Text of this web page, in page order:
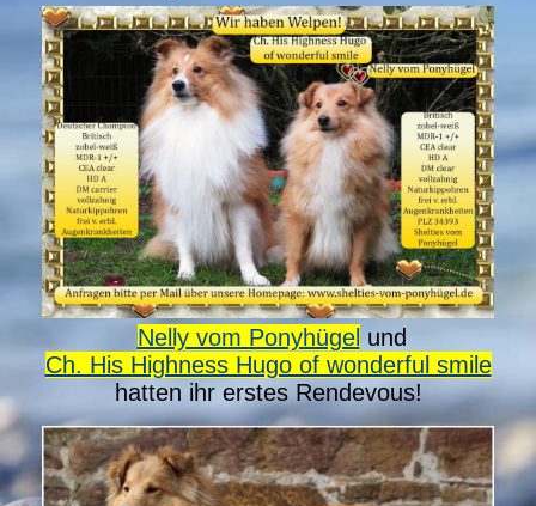
Nelly vom Ponyhügel und
Ch. His Highness Hugo of wonderful smile
hatten ihr erstes Rendevous!